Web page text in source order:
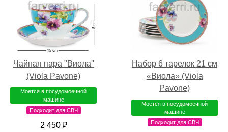
Чайная пара ''Виола''
(Viola Pavone)
Моется в посудомоечной
машине
Подходит для СВЧ
2 450 ₽
Набор 6 тарелок 21 см
«Виола» (Viola
Pavone)
Моется в посудомоечной
машине
Подходит для СВЧ